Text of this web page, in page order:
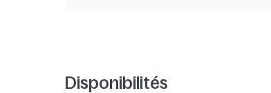
Disponibilités